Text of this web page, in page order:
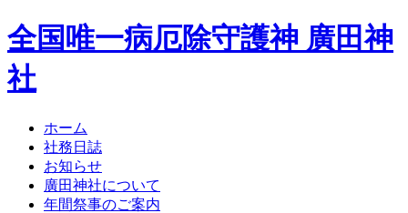
全国唯一病厄除守護神 廣田神
社
ホーム
社務日誌
お知らせ
廣田神社について
年間祭事のご案内